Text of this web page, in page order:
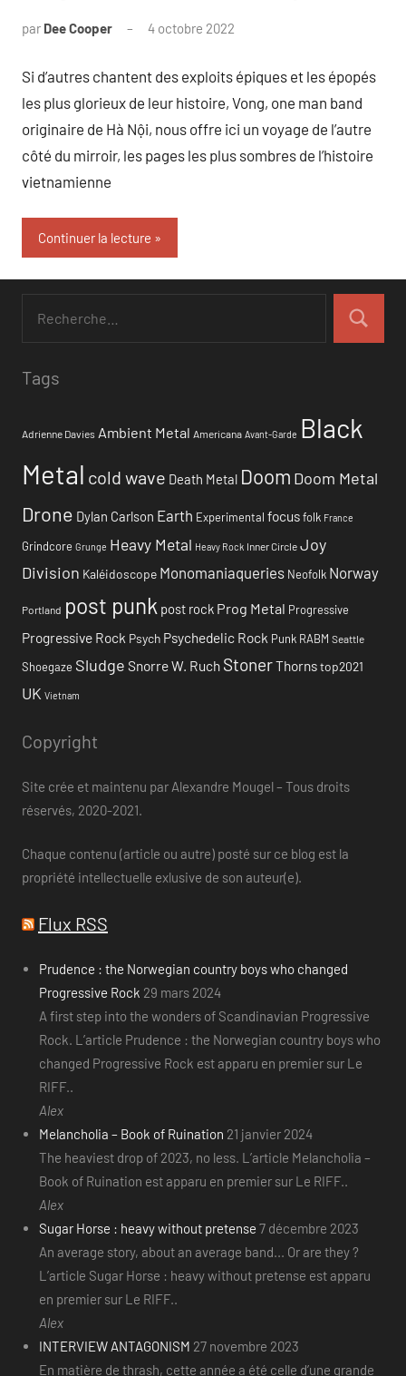
par Dee Cooper 4 octobre 2022
Si d’autres chantent des exploits épiques et les épopés
les plus glorieux de leur histoire, Vong, one man band
originaire de Hà Nội, nous offre ici un voyage de l’autre
côté du mirroir, les pages les plus sombres de l’histoire
vietnamienne
Continuer la lecture
Tags
Adrienne Davies Ambient Metal Americana Avant-Garde Black
Metal cold wave Death Metal Doom Doom Metal
Drone Dylan Carlson Earth Experimental focusfolk France
Grindcore Grunge Heavy Metal Heavy Rock Inner Circle Joy
Division Kaléidoscope Monomaniaqueries Neofolk Norway
Portland post punk post rock Prog Metal Progressive
Progressive Rock Psych Psychedelic Rock Punk RABM Seattle
Shoegaze Sludge Snorre W. Ruch StonerThornstop2021
UK Vietnam
Copyright
Site crée et maintenu par Alexandre Mougel – Tous droits
réservés, 2020-2021.
Chaque contenu (article ou autre) posté sur ce blog est la
propriété intellectuelle exlusive de son auteur(e).
Flux RSS
Prudence : the Norwegian country boys who changed
Progressive Rock 29 mars 2024
A first step into the wonders of Scandinavian Progressive
Rock. L’article Prudence : the Norwegian country boys who
changed Progressive Rock est apparu en premier sur Le
RIFF..
Alex
Melancholia – Book of Ruination 21 janvier 2024
The heaviest drop of 2023, no less. L’article Melancholia –
Book of Ruination est apparu en premier sur Le RIFF..
Alex
Sugar Horse : heavy without pretense 7 décembre 2023
An average story, about an average band... Or are they ?
L’article Sugar Horse : heavy without pretense est apparu
en premier sur Le RIFF..
Alex
INTERVIEW ANTAGONISM 27 novembre 2023
En matière de thrash, cette année a été celle d’une grande